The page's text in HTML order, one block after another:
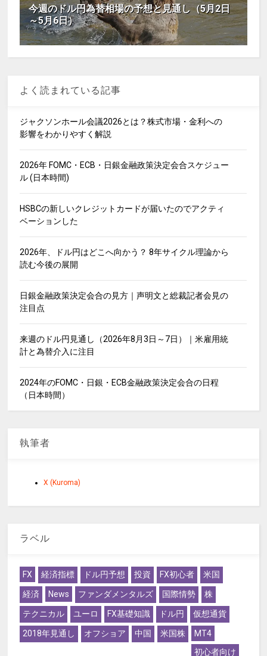
今週のドル円為替相場の予想と見通し（5月2日
～5月6日）
よく読まれている記事
ジャクソンホール会議2026とは？株式市場・金利への
影響をわかりやすく解説
2026年 FOMC・ECB・日銀金融政策決定会合スケジュー
ル (日本時間)
HSBCの新しいクレジットカードが届いたのでアクティ
ベーションした
2026年、ドル円はどこへ向かう？ 8年サイクル理論から
読む今後の展開
日銀金融政策決定会合の見方｜声明文と総裁記者会見の
注目点
来週のドル円見通し（2026年8月3日～7日）｜米雇用統
計と為替介入に注目
2024年のFOMC・日銀・ECB金融政策決定会合の日程
（日本時間）
執筆者
X (Kuroma)
ラベル
FX 経済指標 ドル円予想 投資 FX初心者 米国
経済 News ファンダメンタルズ 国際情勢 株
テクニカル ユーロ FX基礎知識 ドル円 仮想通貨
2018年見通し オフショア 中国 米国株
MT4
初心者向け